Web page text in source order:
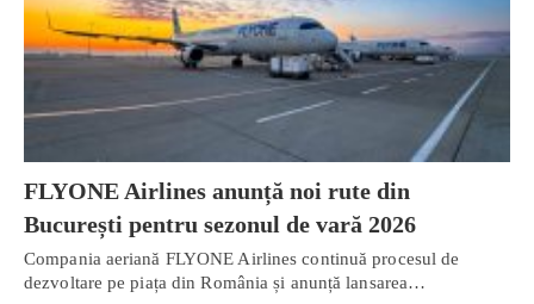
FLYONE Airlines anunță noi rute din
București pentru sezonul de vară 2026
Compania aeriană FLYONE Airlines continuă procesul de
dezvoltare pe piața din România și anunță lansarea…